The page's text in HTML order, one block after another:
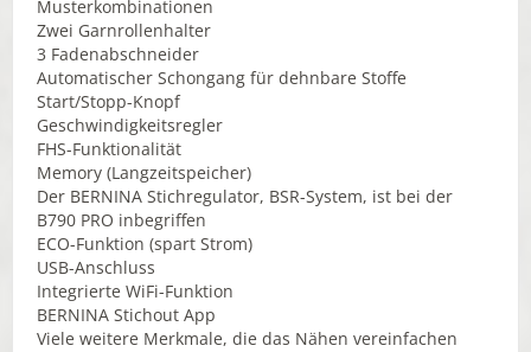
Musterkombinationen
Zwei Garnrollenhalter
3 Fadenabschneider
Automatischer Schongang für dehnbare Stoffe
Start/Stopp-Knopf
Geschwindigkeitsregler
FHS-Funktionalität
Memory (Langzeitspeicher)
Der BERNINA Stichregulator, BSR-System, ist bei der
B790 PRO inbegriffen
ECO-Funktion (spart Strom)
USB-Anschluss
Integrierte WiFi-Funktion
BERNINA Stichout App
Viele weitere Merkmale, die das Nähen vereinfachen